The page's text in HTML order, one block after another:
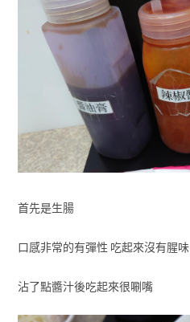
首先是生腸
口感非常的有彈性 吃起來沒有腥味
沾了點醬汁後吃起來很唰嘴